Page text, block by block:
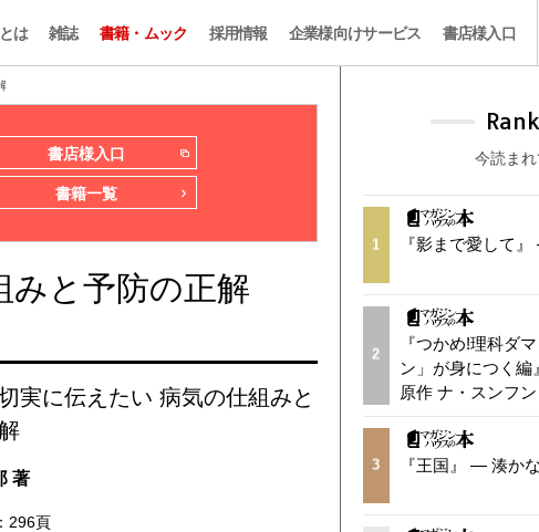
は 雑誌 書籍・ムック 採用情報 企業様向けサービス 書店様入口
書店様入口
書籍一覧
みと予防の正解
実に伝えたい 病気の仕組みと
著
296頁
今読ま
1 『影まで愛して
2
『つかめ!理科ダ
ン」が身につく
原作 ナ・スンフ
3 『王国』 — 湊か